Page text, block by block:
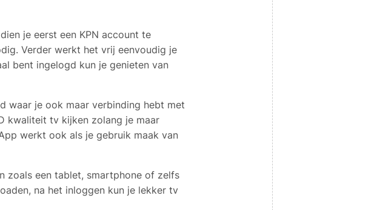
je eerst een KPN account te
Verder werkt het vrij eenvoudig je
bent ingelogd kun je genieten van
waar je ook maar verbinding hebt met
kwaliteit tv kijken zolang je maar
werkt ook als je gebruik maak van
zoals een tablet, smartphone of zelfs
na het inloggen kun je lekker tv